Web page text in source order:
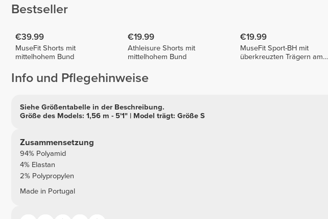
Bestseller
€39.99
MuseFit Shorts mit
mittelhohem Bund
€19.99
Athleisure Shorts mit
mittelhohem Bund
€19.99
MuseFit Sport-BH mit
überkreuzten Trägern am
Info und Pflegehinweise
Siehe Größentabelle in der Beschreibung.
Größe des Models: 1,56 m - 5'1" | Model trägt: Größe S
Zusammensetzung
94% Polyamid
4% Elastan
2% Polypropylen
Made in Portugal